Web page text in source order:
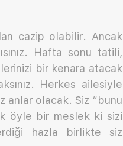
cazip olabilir. Ancak
Hafta sonu tatili,
bir kenara atacak
Herkes ailesiyle
anlar olacak. Siz “bunu
öyle bir meslek ki sizi
hazla birlikte siz